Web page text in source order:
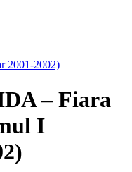
– Fiara
I